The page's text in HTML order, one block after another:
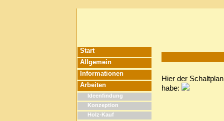
Start
Allgemein
Informationen
Arbeiten
Ideenfindung
Konzeption
Holz-Kauf
Hier der
habe: